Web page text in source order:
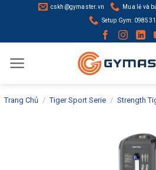
cskh@gymaster.vn Mua lẻ và
Setup Gym:
Trang Chủ / Tiger Sport Serie / Strength